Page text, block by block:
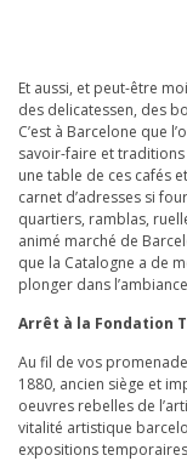
Et aussi, et peut-être
des delicatessen, des
C’est à Barcelone que
savoir-faire et traditions
une table de ces cafés
carnet d’adresses si
quartiers, ramblas,
animé marché de
que la Catalogne a de
plonger dans
Arrêt à la Fondation
Au fil de vos
1880, ancien siège et
oeuvres rebelles de
vitalité artistique
expositions